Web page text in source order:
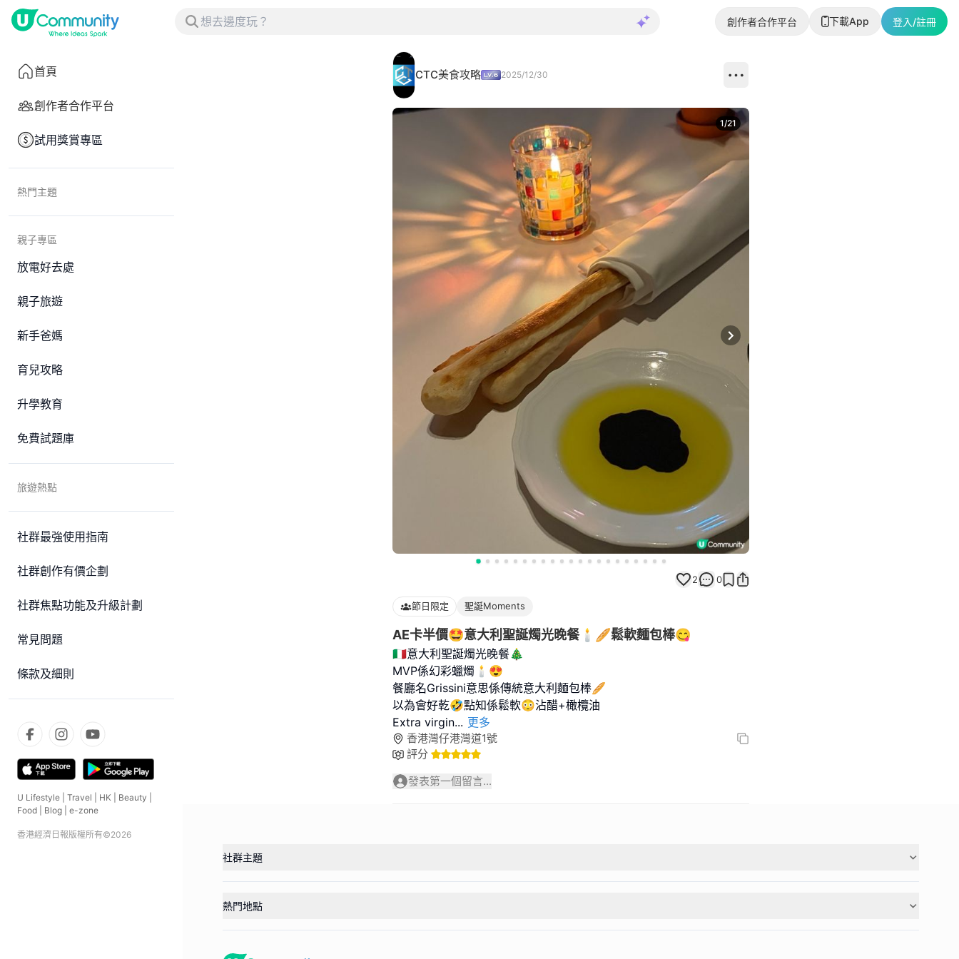
創作者合作平台 下載App 登入/註冊
首頁
創作者合作平台
試用獎賞專區
熱門主題
親子專區
放電好去處
親子旅遊
新手爸媽
育兒攻略
升學教育
免費試題庫
旅遊熱點
社群最強使用指南
社群創作有價企劃
社群焦點功能及升級計劃
常見問題
條款及細則
U Lifestyle Travel HK Beauty
Food
Blog e-zone
香港經濟日報版權所有©2026
CTC美食攻略 2025/12/30
Next slide
1/21
2 0
節日限定 聖誕Moments
AE卡半價🤩意大利聖誕燭光晚餐🕯️🥖鬆軟麵包棒😋
🇮🇹意大利聖誕燭光晚餐🎄
MVP係幻彩蠟燭🕯️😍
餐廳名Grissini意思係傳統意大利麵包棒🥖
以為會好乾🤣點知係鬆軟😳沾醋+橄欖油
Extra virgin... 更多
香港灣仔港灣道1號
評分
發表第一個留言...
社群主題
熱門地點